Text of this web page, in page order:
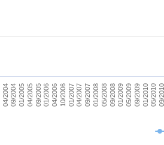
04/200409/200401/200504/200509/200501/200604/200610/200601/200704/200709/200701/200805/200809/200801/200905/200909/200901/201005/201009/